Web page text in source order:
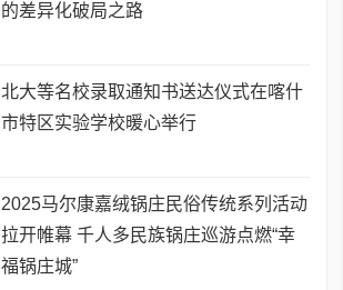
的差异化破局之路
北大等名校录取通知书送达仪式在喀什
市特区实验学校暖心举行
2025马尔康嘉绒锅庄民俗传统系列活动
拉开帷幕 千人多民族锅庄巡游点燃“幸
福锅庄城”